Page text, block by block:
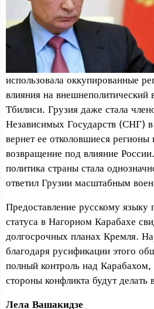
использовала оккупированные
влияния на внешнеполитический
Тбилиси. Грузия даже стала
Независимых Государств (СНГ)
вернет ее отколовшиеся
возвращение под влияние
политика страны стала
ответил Грузии масштабным
Предоставление русскому языку
статуса в Нагорном Карабахе
долгосрочных планах Кремля.
благодаря русификации этого
полный контроль над Карабахом,
стороны конфликта будут делать
Лела Вашакидзе